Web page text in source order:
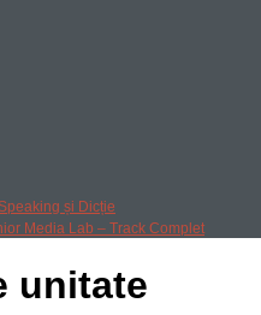
și Dicție
Media Lab – Track Complet
unitate